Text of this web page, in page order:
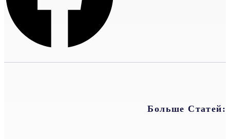
Больше Статей: